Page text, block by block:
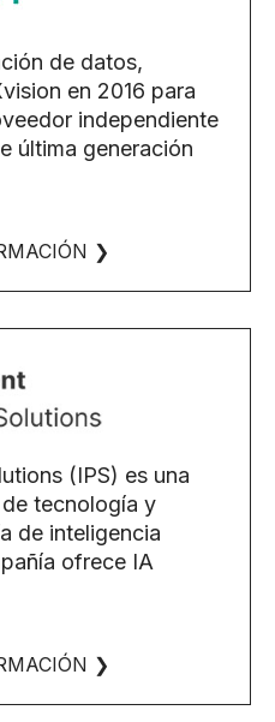
de datos,
en 2016 para
independiente
última generación
❯
(IPS) es una
tecnología y
de inteligencia
ofrece IA
❯